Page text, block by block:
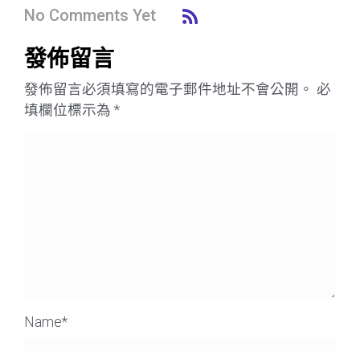
No Comments Yet
發佈留言
發佈留言必須填寫的電子郵件地址不會公開。 必
填欄位標示為 *
Name*